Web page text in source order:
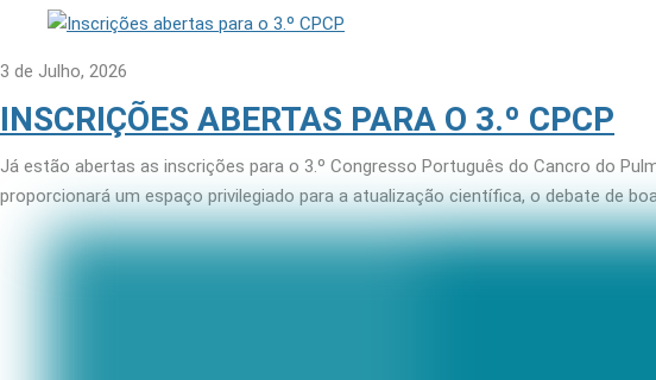
3 de Julho, 2026
INSCRIÇÕES ABERTAS PARA O 3.º CPCP
Já estão abertas as inscrições para o 3.º Congresso Português do Cancro do
proporcionará um espaço privilegiado para a atualização científica, o debate de